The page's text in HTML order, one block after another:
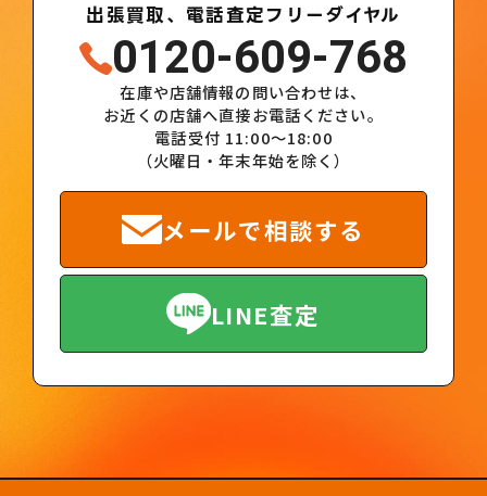
出張買取、電話査定フリーダイヤル
0120-609-768
在庫や店舗情報の問い合わせは、
お近くの店舗へ直接お電話ください。
電話受付 11:00～18:00
（火曜日・年末年始を除く）
メールで相談する
LINE査定